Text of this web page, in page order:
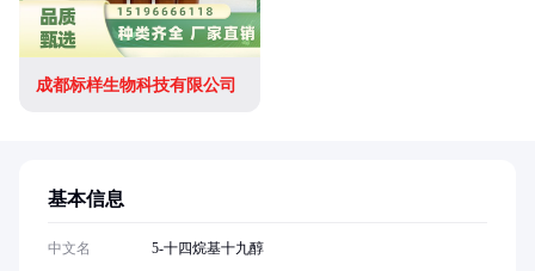
成都标样生物科技有限公司
基本信息
中文名
5-十四烷基十九醇